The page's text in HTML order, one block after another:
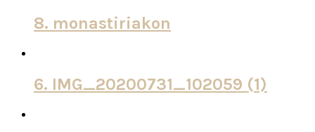
8. monastiriakon
6. IMG_20200731_102059 (1)